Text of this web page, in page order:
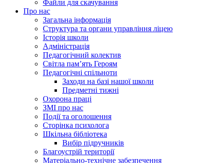
Файли для скачування
Про нас
Загальна інформація
Структура та органи управління ліцею
Історія школи
Адміністрація
Педагогічний колектив
Світла пам’ять Героям
Педагогічні спільноти
Заходи на базі нашої школи
Предметні тижні
Охорона праці
ЗМІ про нас
Події та оголошення
Сторінка психолога
Шкільна бібліотека
Вибір підручників
Благоустрій території
Матеріально-технічне забезпечення